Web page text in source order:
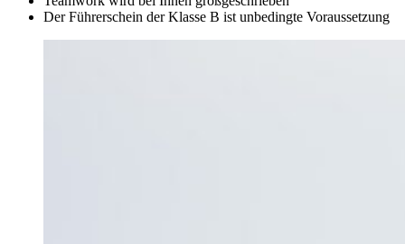
Der Führerschein der Klasse B ist unbedingte Voraussetzung